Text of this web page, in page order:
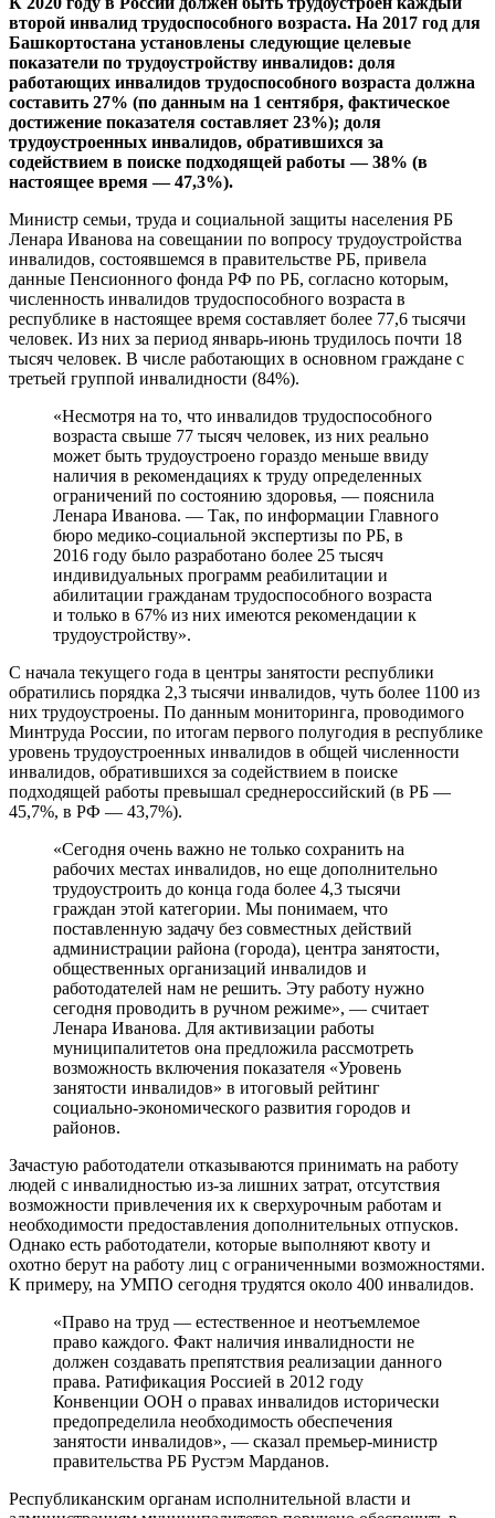
второй инвалид трудоспособного возраста. На 2017 год для
Башкортостана установлены следующие целевые
показатели по трудоустройству инвалидов: доля
работающих инвалидов трудоспособного возраста должна
составить 27% (по данным на 1 сентября, фактическое
достижение показателя составляет 23%); доля
трудоустроенных инвалидов, обратившихся за
содействием в поиске подходящей работы — 38% (в
настоящее время — 47,3%).
Министр семьи, труда и социальной защиты населения РБ
Ленара Иванова на совещании по вопросу трудоустройства
инвалидов, состоявшемся в правительстве РБ, привела
данные Пенсионного фонда РФ по РБ, согласно которым,
численность инвалидов трудоспособного возраста в
республике в настоящее время составляет более 77,6 тысячи
человек. Из них за период январь-июнь трудилось почти 18
тысяч человек. В числе работающих в основном граждане с
третьей группой инвалидности (84%).
«Несмотря на то, что инвалидов трудоспособного
возраста свыше 77 тысяч человек, из них реально
может быть трудоустроено гораздо меньше ввиду
наличия в рекомендациях к труду определенных
ограничений по состоянию здоровья, — пояснила
Ленара Иванова. — Так, по информации Главного
бюро медико-социальной экспертизы по РБ, в
2016 году было разработано более 25 тысяч
индивидуальных программ реабилитации и
абилитации гражданам трудоспособного возраста
и только в 67% из них имеются рекомендации к
трудоустройству».
С начала текущего года в центры занятости республики
обратились порядка 2,3 тысячи инвалидов, чуть более 1100 из
них трудоустроены. По данным мониторинга, проводимого
Минтруда России, по итогам первого полугодия в республике
уровень трудоустроенных инвалидов в общей численности
инвалидов, обратившихся за содействием в поиске
подходящей работы превышал среднероссийский (в РБ —
45,7%, в РФ — 43,7%).
«Сегодня очень важно не только сохранить на
рабочих местах инвалидов, но еще дополнительно
трудоустроить до конца года более 4,3 тысячи
граждан этой категории. Мы понимаем, что
поставленную задачу без совместных действий
администрации района (города), центра занятости,
общественных организаций инвалидов и
работодателей нам не решить. Эту работу нужно
сегодня проводить в ручном режиме», — считает
Ленара Иванова. Для активизации работы
муниципалитетов она предложила рассмотреть
возможность включения показателя «Уровень
занятости инвалидов» в итоговый рейтинг
социально-экономического развития городов и
районов.
Зачастую работодатели отказываются принимать на работу
людей с инвалидностью из-за лишних затрат, отсутствия
возможности привлечения их к сверхурочным работам и
необходимости предоставления дополнительных отпусков.
Однако есть работодатели, которые выполняют квоту и
охотно берут на работу лиц с ограниченными возможностями.
К примеру, на УМПО сегодня трудятся около 400 инвалидов.
«Право на труд — естественное и неотъемлемое
право каждого. Факт наличия инвалидности не
должен создавать препятствия реализации данного
права. Ратификация Россией в 2012 году
Конвенции ООН о правах инвалидов исторически
предопределила необходимость обеспечения
занятости инвалидов», — сказал премьер-министр
правительства РБ Рустэм Марданов.
Республиканским органам исполнительной власти и